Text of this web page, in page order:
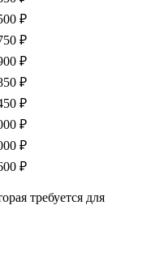
₽
₽
₽
₽
₽
₽
₽
₽
требуется для